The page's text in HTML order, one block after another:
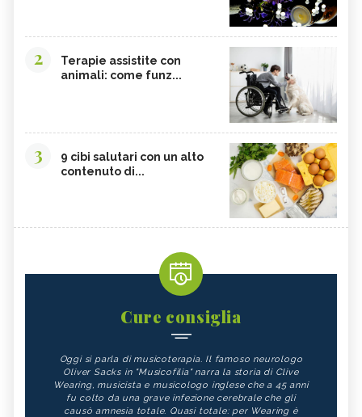
2
Terapie assistite con
animali: come funz...
3
9 cibi salutari con un alto
contenuto di...
Cure consiglia
Oggi si parla di musicoterapia. Il famoso neurologo
Oliver Sacks in "Musicofilia" narra la storia di Clive
Wearing, musicista e musicologo inglese che a 45 anni
fu colto da una grave infezione cerebrale che gli
causò amnesia totale. Quasi totale: per Wearing è